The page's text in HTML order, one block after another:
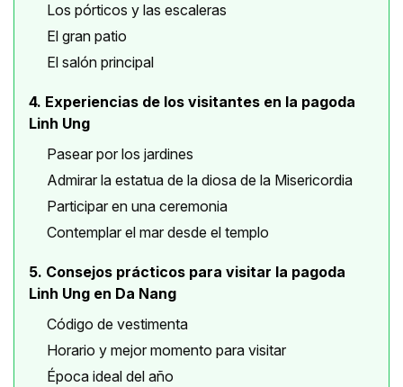
Los pórticos y las escaleras
El gran patio
El salón principal
4. Experiencias de los visitantes en la pagoda
Linh Ung
Pasear por los jardines
Admirar la estatua de la diosa de la Misericordia
Participar en una ceremonia
Contemplar el mar desde el templo
5. Consejos prácticos para visitar la pagoda
Linh Ung en Da Nang
Código de vestimenta
Horario y mejor momento para visitar
Época ideal del año